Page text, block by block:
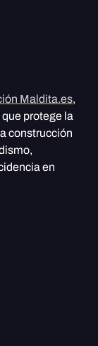
Maldita.es,
protege la
construcción
en